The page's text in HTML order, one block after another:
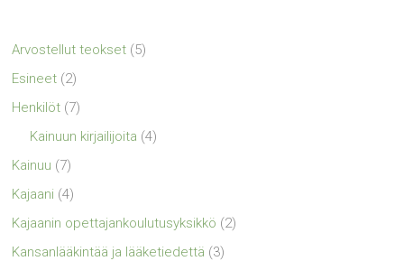
Arvostellut teokset (5)
Esineet (2)
Henkilöt (7)
Kainuun kirjailijoita (4)
Kainuu (7)
Kajaani (4)
Kajaanin opettajankoulutusyksikkö (2)
Kansanlääkintää ja lääketiedettä (3)